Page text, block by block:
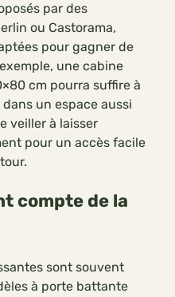
par des
ou Castorama,
pour gagner de
une cabine
cm pourra suffire à
un espace aussi
veiller à laisser
pour un accès facile
compte de la
sont souvent
à porte battante